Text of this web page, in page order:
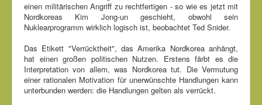
einen militärischen Angriff zu rechtfertigen - so wie es jetzt mit
Nordkoreas Kim Jong-un geschieht, obwohl sein
Nuklearprogramm wirklich logisch ist, beobachtet Ted Snider.
Das Etikett "Verrücktheit", das Amerika Nordkorea anhängt,
hat einen großen politischen Nutzen. Erstens färbt es die
Interpretation von allem, was Nordkorea tut. Die Vermutung
einer rationalen Motivation für unerwünschte Handlungen kann
unterbunden werden: die Handlungen gelten als verrückt.